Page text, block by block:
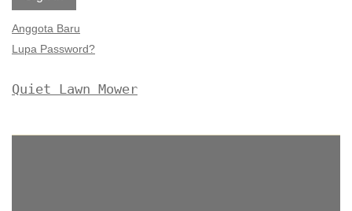
Anggota Baru
Lupa Password?
Quiet Lawn Mower